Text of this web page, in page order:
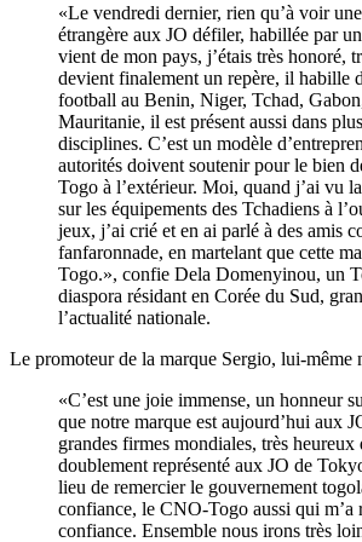
«Le vendredi dernier, rien qu’à voir
étrangère aux JO défiler, habillée par
vient de mon pays, j’étais très honoré,
devient finalement un repère, il habille
football au Benin, Niger, Tchad,
Mauritanie, il est présent aussi dans
disciplines. C’est un modèle
autorités doivent soutenir pour le bien
Togo à l’extérieur. Moi, quand j’ai vu
sur les équipements des Tchadiens à
jeux, j’ai crié et en ai parlé à des amis
fanfaronnade, en martelant que cette
Togo.», confie Dela Domenyinou, un
diaspora résidant en Corée du Sud,
l’actualité nationale.
Le promoteur de la marque Sergio, lui-même
«C’est une joie immense, un honneur
que notre marque est aujourd’hui aux
grandes firmes mondiales, très heureux
doublement représenté aux JO de
lieu de remercier le gouvernement
confiance, le CNO-Togo aussi qui m’a
confiance. Ensemble nous irons très